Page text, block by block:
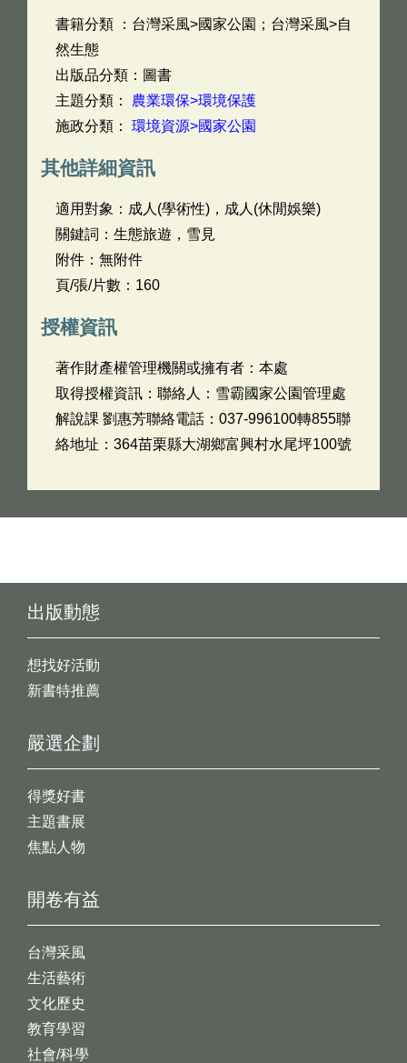
書籍分類 ：台灣采風>國家公園；台灣采風>自
然生態
出版品分類：圖書
主題分類： 農業環保>環境保護
施政分類： 環境資源>國家公園
其他詳細資訊
適用對象：成人(學術性)，成人(休閒娛樂)
關鍵詞：生態旅遊，雪見
附件：無附件
頁/張/片數：160
授權資訊
著作財產權管理機關或擁有者：本處
取得授權資訊：聯絡人：雪霸國家公園管理處
解說課 劉惠芳聯絡電話：037-996100轉855聯
絡地址：364苗栗縣大湖鄉富興村水尾坪100號
出版動態
想找好活動
新書特推薦
開卷有益
台灣采風
生活藝術
文化歷史
教育學習
社會/科學
嚴選企劃
得獎好書
主題書展
焦點人物